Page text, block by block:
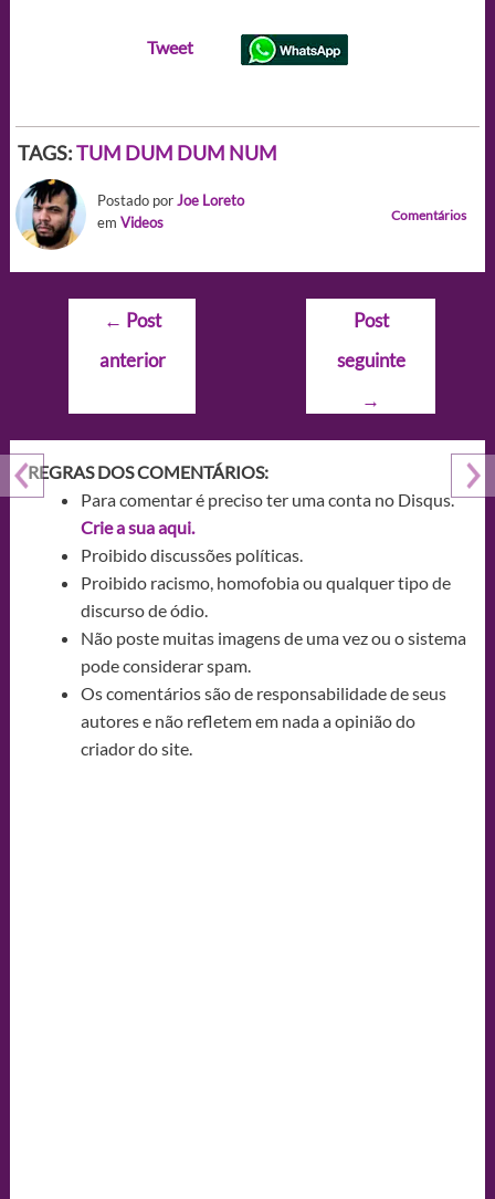
Tweet
TAGS:TUM DUM DUM NUM
Postado porJoe Loreto
em Videos Comentários
Navegação
Post
← Post
anterior
Post
seguinte
→
REGRAS DOS COMENTÁRIOS:
Para comentar é preciso ter uma conta no Disqus.
Crie a sua aqui.
Proibido discussões políticas.
Proibido racismo, homofobia ou qualquer tipo de
discurso de ódio.
Não poste muitas imagens de uma vez ou o sistema
pode considerar spam.
Os comentários são de responsabilidade de seus
autores e não refletem em nada a opinião do
criador do site.